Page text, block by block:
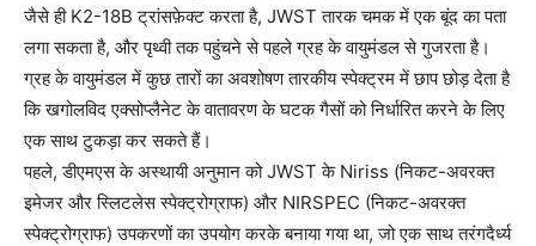
जैसे ही K2-18B ट्रांसफ़ेक्ट करता है, JWST तारक चमक में एक बूंद का पता
लगा सकता है, और पृथ्वी तक पहुंचने से पहले ग्रह के वायुमंडल से गुजरता है।
ग्रह के वायुमंडल में कुछ तारों का अवशोषण तारकीय स्पेक्ट्रम में छाप छोड़ देता है
कि खगोलविद एक्सोप्लैनेट के वातावरण के घटक गैसों को निर्धारित करने के लिए
एक साथ टुकड़ा कर सकते हैं।
पहले, डीएमएस के अस्थायी अनुमान को JWST के Niriss (निकट-अवरक्त
इमेजर और स्लिटलेस स्पेक्ट्रोग्राफ) और NIRSPEC (निकट-अवरक्त
स्पेक्ट्रोग्राफ) उपकरणों का उपयोग करके बनाया गया था, जो एक साथ तरंगदैर्ध्य